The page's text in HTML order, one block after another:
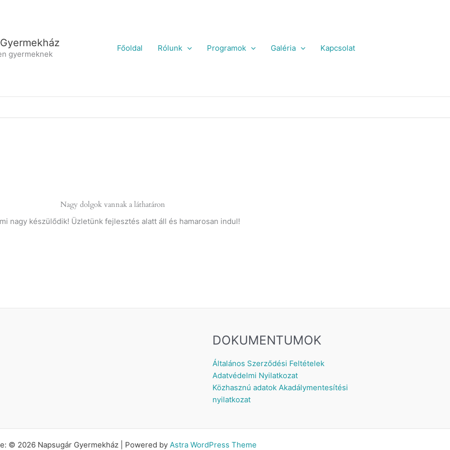
gyermeknek
Főoldal Rólunk Programok Galéria Kapcsolat
Nagy dolgok vannak a láthatáron
nagy készülődik! Üzletünk fejlesztés alatt áll és hamarosan indul!
DOKUMENTUMOK
Általános Szerződési Feltételek
Adatvédelmi Nyilatkozat
Közhasznú adatok Akadálymentesítési
nyilatkozat
© 2026 Napsugár Gyermekház | Powered by Astra WordPress Theme